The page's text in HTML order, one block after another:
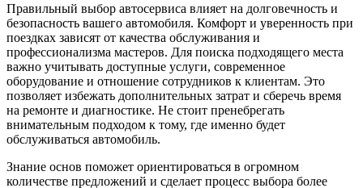
Правильный выбор автосервиса влияет на долговечность и
безопасность вашего автомобиля. Комфорт и уверенность при
поездках зависят от качества обслуживания и
профессионализма мастеров. Для поиска подходящего места
важно учитывать доступные услуги, современное
оборудование и отношение сотрудников к клиентам. Это
позволяет избежать дополнительных затрат и сберечь время
на ремонте и диагностике. Не стоит пренебрегать
внимательным подходом к тому, где именно будет
обслуживаться автомобиль.
Знание основ поможет ориентироваться в огромном
количестве предложений и сделает процесс выбора более